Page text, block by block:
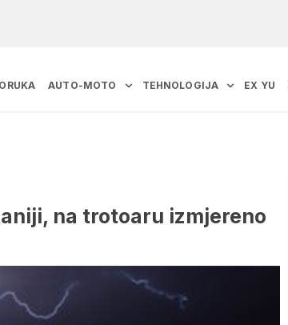
AUTO-MOTO TEHNOLOGIJA EX YU
na trotoaru izmjereno